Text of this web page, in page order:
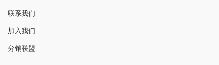
联系我们
加入我们
分销联盟